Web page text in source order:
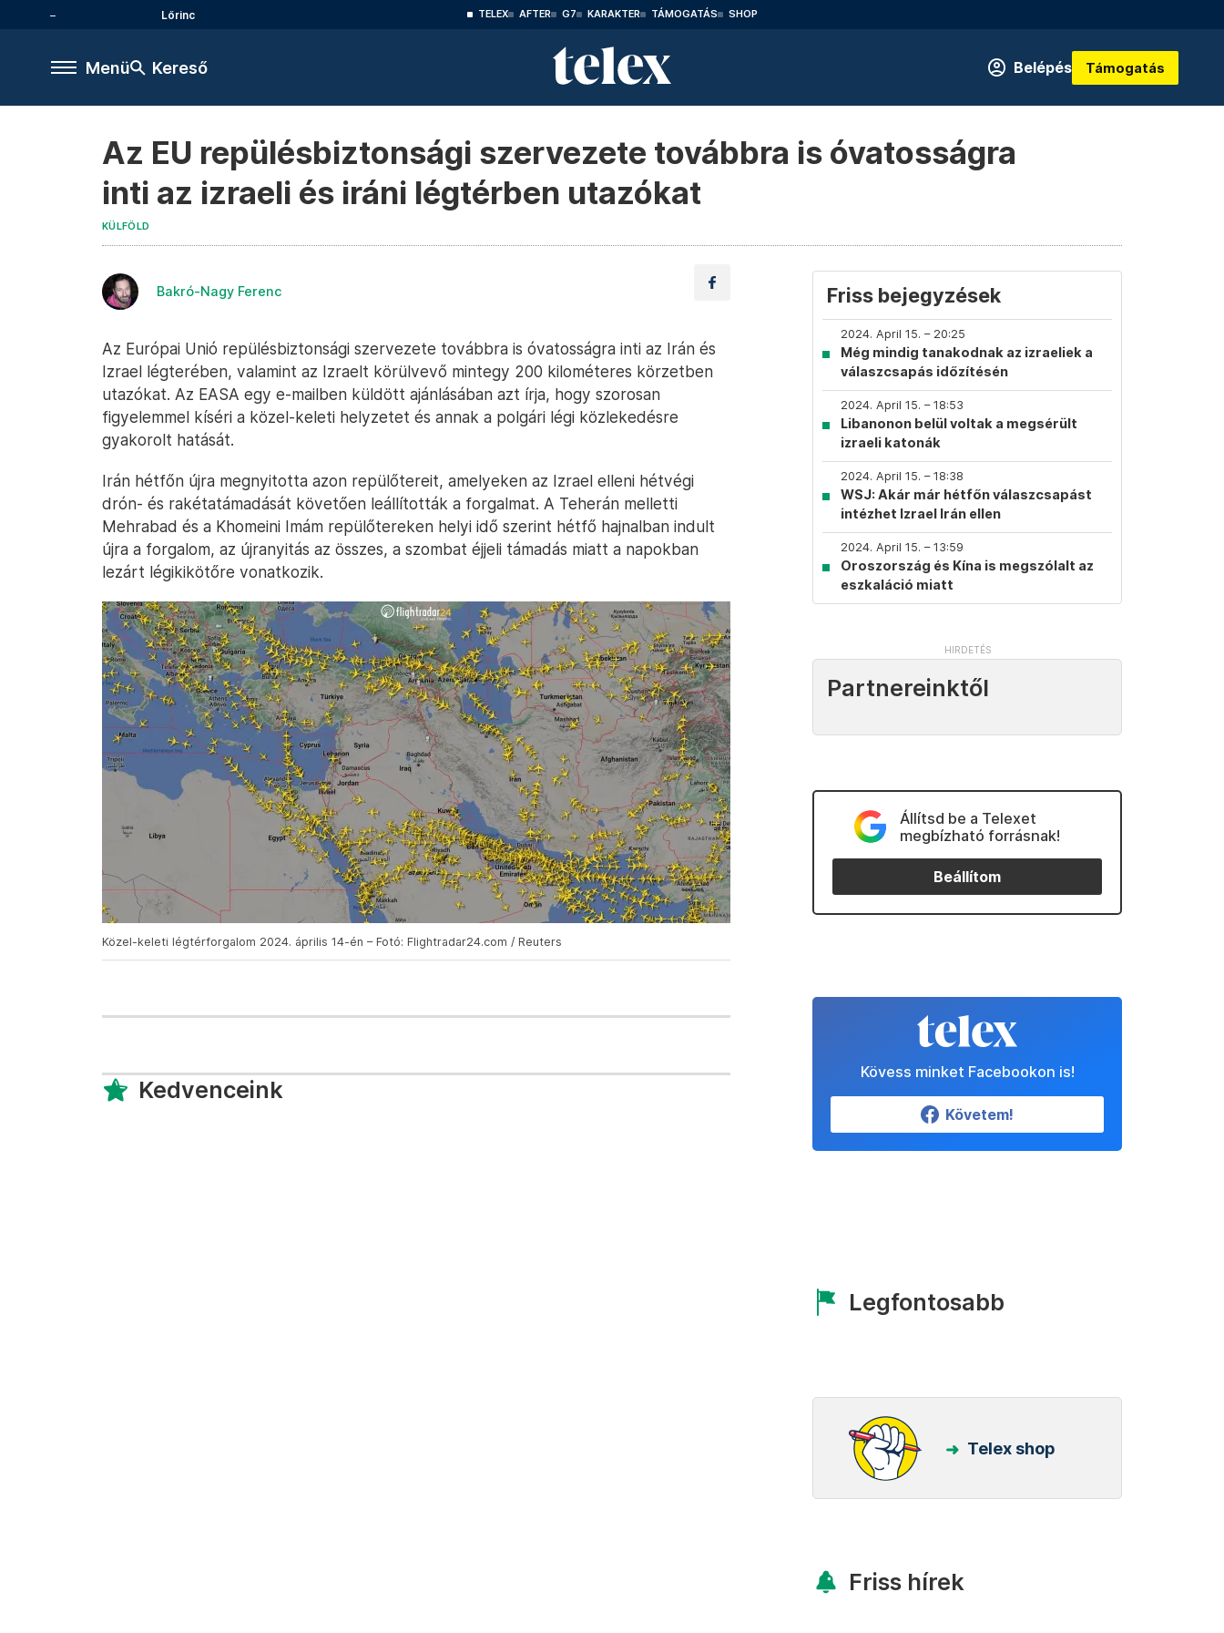
Lőrinc TELEX AFTER G7 KARAKTER TÁMOGATÁS SHOP
Menü Kereső Belépés Támogatás
Az EU repülésbiztonsági szervezete továbbra is óvatosságra
inti az izraeli és iráni légtérben utazókat
KÜLFÖLD
Bakró-Nagy Ferenc
Az Európai Unió repülésbiztonsági szervezete továbbra is óvatosságra inti az Irán és
Izrael légterében, valamint az Izraelt körülvevő mintegy 200 kilométeres körzetben
utazókat. Az EASA egy e-mailben küldött ajánlásában azt írja, hogy szorosan
figyelemmel kíséri a közel-keleti helyzetet és annak a polgári légi közlekedésre
gyakorolt hatását.
Irán hétfőn újra megnyitotta azon repülőtereit, amelyeken az Izrael elleni hétvégi
drón- és rakétatámadását követően leállították a forgalmat. A Teherán melletti
Mehrabad és a Khomeini Imám repülőtereken helyi idő szerint hétfő hajnalban indult
újra a forgalom, az újranyitás az összes, a szombat éjjeli támadás miatt a napokban
lezárt légikikötőre vonatkozik.
Közel-keleti légtérforgalom 2024. április 14-én – Fotó: Flightradar24.com / Reuters
Kedvenceink
Friss bejegyzések
2024. April 15. – 20:25
Még mindig tanakodnak az izraeliek a
válaszcsapás időzítésén
2024. April 15. – 18:53
Libanonon belül voltak a megsérült
izraeli katonák
2024. April 15. – 18:38
WSJ: Akár már hétfőn válaszcsapást
intézhet Izrael Irán ellen
2024. April 15. – 13:59
Oroszország és Kína is megszólalt az
eszkaláció miatt
Partnereinktől
Állítsd be a Telexet
megbízható forrásnak!
Beállítom
Kövess minket Facebookon is!
Követem!
Legfontosabb
Telex shop
Friss hírek